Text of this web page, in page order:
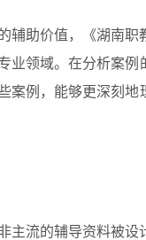
辅助价值，《湖南
业领域。在分析案
案例，能够更深刻
主流的辅导资料被